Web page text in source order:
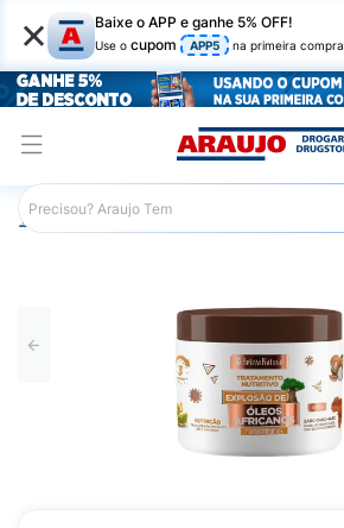
× Baixe o APP e ganhe 5% OFF!
Use o cupom APP5 na primeira compra
Araujo Cabelo